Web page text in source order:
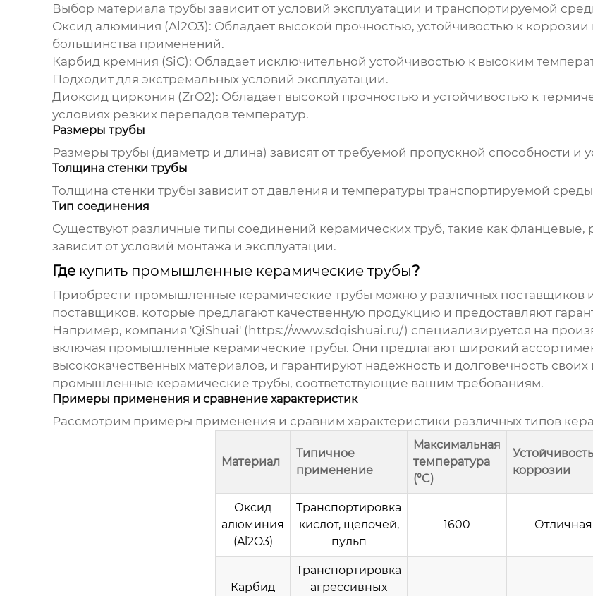
Выбор материала трубы зависит от условий эксплуатации и транспортируемой
Оксид алюминия (Al2O3): Обладает высокой прочностью, устойчивостью к
большинства применений.
Карбид кремния (SiC): Обладает исключительной устойчивостью к высоким
Подходит для экстремальных условий эксплуатации.
Диоксид циркония (ZrO2): Обладает высокой прочностью и устойчивостью к
условиях резких перепадов температур.
Размеры трубы
Размеры трубы (диаметр и длина) зависят от требуемой пропускной способности и
Толщина стенки трубы
Толщина стенки трубы зависит от давления и температуры транспортируемой
Тип соединения
Существуют различные типы соединений керамических труб, такие как
зависит от условий монтажа и эксплуатации.
Где купить промышленные керамические трубы?
Приобрести промышленные керамические трубы можно у различных поставщиков
поставщиков, которые предлагают качественную продукцию и предоставляют
Например, компания 'QiShuai' (https://www.sdqishuai.ru/) специализируется на
включая промышленные керамические трубы. Они предлагают широкий
высококачественных материалов, и гарантируют надежность и долговечность
промышленные керамические трубы, соответствующие вашим требованиям.
Примеры применения и сравнение характеристик
Рассмотрим примеры применения и сравним характеристики различных типов
Материал
Типичное
применение
Максимальная
температура
(°C)
коррозии
Оксид
алюминия
(Al2O3)
Транспортировка
кислот, щелочей,
пульп
1600 Отличная
Карбид
Транспортировка
агрессивных